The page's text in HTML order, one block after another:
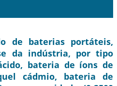
de baterias portáteis,
da indústria, por tipo
bateria de íons de
cádmio, bateria de